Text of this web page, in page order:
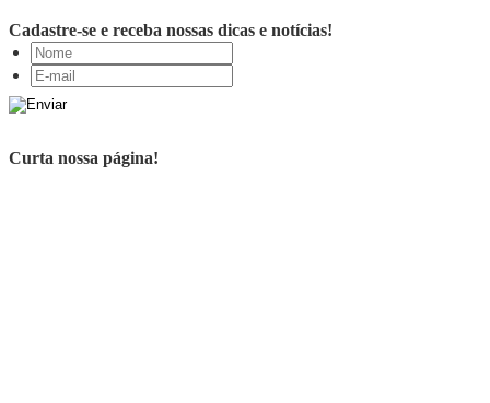
Cadastre-se e receba nossas dicas e notícias!
Curta nossa página!